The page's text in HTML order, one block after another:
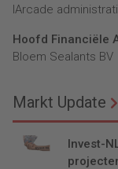
lArcade
Hoofd Financiële
Bloem Sealants BV
Markt Update
Invest-